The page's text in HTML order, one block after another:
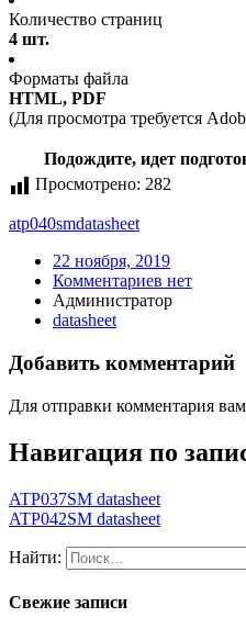
Количество страниц
4 шт.
Форматы файла
HTML, PDF
(Для просмотра требуется
Подождите, идет
Просмотрено: 282
atp040smdatasheet
22 ноября, 2019
Комментариев нет
Администратор
datasheet
Добавить комментарий
Для отправки комментария
Навигация по
ATP037SM datasheet
ATP042SM datasheet
Найти:
Свежие записи